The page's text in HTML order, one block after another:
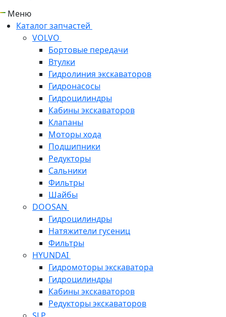
Меню
Каталог запчастей
VOLVO
Бортовые передачи
Втулки
Гидролиния экскаваторов
Гидронасосы
Гидроцилиндры
Кабины экскаваторов
Клапаны
Моторы хода
Подшипники
Редукторы
Сальники
Фильтры
Шайбы
DOOSAN
Гидроцилиндры
Натяжители гусениц
Фильтры
HYUNDAI
Гидромоторы экскаватора
Гидроцилиндры
Кабины экскаваторов
Редукторы экскаваторов